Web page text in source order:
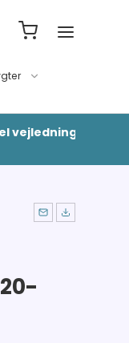
vejledning